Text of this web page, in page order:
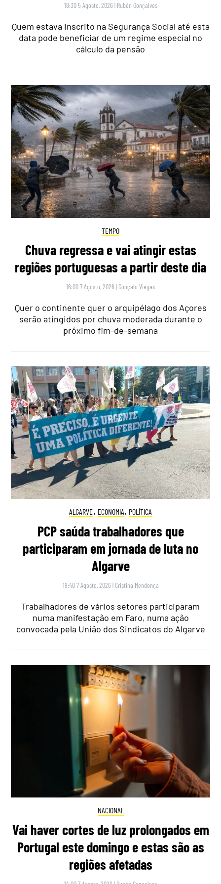
18:30 5 Agosto, 2026 | Rubén Gonçalves
Quem estava inscrito na Segurança Social até esta
data pode beneficiar de um regime especial no
cálculo da pensão
TEMPO
Chuva regressa e vai atingir estas
regiões portuguesas a partir deste dia
16:00 7 Agosto, 2026 | Gonçalo Viegas
Quer o continente quer o arquipélago dos Açores
serão atingidos por chuva moderada durante o
próximo fim-de-semana
ALGARVE, ECONOMIA, POLÍTICA
PCP saúda trabalhadores que
participaram em jornada de luta no
Algarve
19:40 7 Agosto, 2026 | Cristina Mendonça
Trabalhadores de vários setores participaram
numa manifestação em Faro, numa ação
convocada pela União dos Sindicatos do Algarve
NACIONAL
Vai haver cortes de luz prolongados em
Portugal este domingo e estas são as
regiões afetadas